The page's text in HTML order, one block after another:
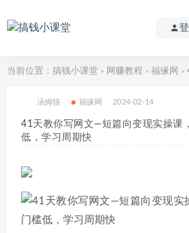
当前位置： 搞钱小课堂 > 网赚教程 > 福缘网 >
汤姆猫 福缘网 2024-02-14
41天教你写网文—短篇向变现实操课
低，学习周期快